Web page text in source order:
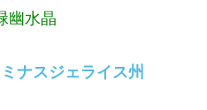
幽水晶
ナスジェライス州